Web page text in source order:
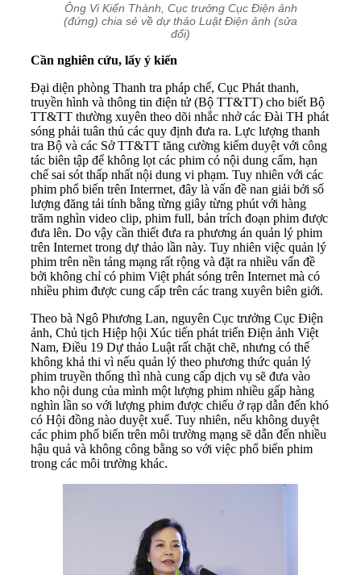
Ông Vi Kiến Thành, Cục trưởng Cục Điện ảnh
(đứng) chia sẻ về dự thảo Luật Điện ảnh (sửa
đổi)
Cần nghiên cứu, lấy ý kiến
Đại diện phòng Thanh tra pháp chế, Cục Phát thanh,
truyền hình và thông tin điện tử (Bộ TT&TT) cho biết Bộ
TT&TT thường xuyên theo dõi nhắc nhở các Đài TH phát
sóng phải tuân thủ các quy định đưa ra. Lực lượng thanh
tra Bộ và các Sở TT&TT tăng cường kiểm duyệt với công
tác biên tập để không lọt các phim có nội dung cấm, hạn
chế sai sót thấp nhất nội dung vi phạm. Tuy nhiên với các
phim phổ biến trên Interrnet, đây là vấn đề nan giải bởi số
lượng đăng tải tính bằng từng giây từng phút với hàng
trăm nghìn video clip, phim full, bản trích đoạn phim được
đưa lên. Do vậy cần thiết đưa ra phương án quản lý phim
trên Internet trong dự thảo lần này. Tuy nhiên việc quản lý
phim trên nền tảng mạng rất rộng và đặt ra nhiều vấn đề
bởi không chỉ có phim Việt phát sóng trên Internet mà có
nhiều phim được cung cấp trên các trang xuyên biên giới.
Theo bà Ngô Phương Lan, nguyên Cục trưởng Cục Điện
ảnh, Chủ tịch Hiệp hội Xúc tiến phát triển Điện ảnh Việt
Nam, Điều 19 Dự thảo Luật rất chặt chẽ, nhưng có thể
không khả thi vì nếu quản lý theo phương thức quản lý
phim truyền thống thì nhà cung cấp dịch vụ sẽ đưa vào
kho nội dung của mình một lượng phim nhiều gấp hàng
nghìn lần so với lượng phim được chiếu ở rạp dẫn đến khó
có Hội đồng nào duyệt xuể. Tuy nhiên, nếu không duyệt
các phim phổ biến trên môi trường mạng sẽ dẫn đến nhiều
hậu quả và không công bằng so với việc phổ biến phim
trong các môi trường khác.